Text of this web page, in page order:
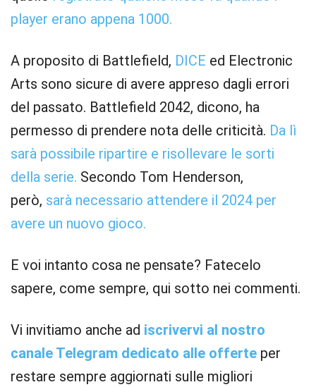
player erano appena 1000.
A proposito di Battlefield, DICE ed Electronic
Arts sono sicure di avere appreso dagli errori
del passato. Battlefield 2042, dicono, ha
permesso di prendere nota delle criticità. Da lì
sarà possibile ripartire e risollevare le sorti
della serie. Secondo Tom Henderson,
però, sarà necessario attendere il 2024 per
avere un nuovo gioco.
E voi intanto cosa ne pensate? Fatecelo
sapere, come sempre, qui sotto nei commenti.
Vi invitiamo anche ad iscrivervi al nostro
canale Telegram dedicato alle offerte per
restare sempre aggiornati sulle migliori